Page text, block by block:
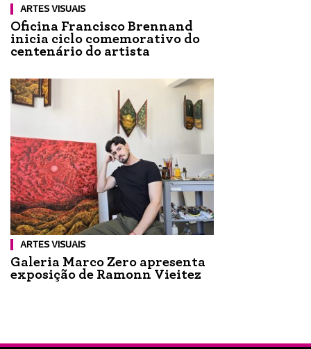
ARTES VISUAIS
Oficina Francisco Brennand
inicia ciclo comemorativo do
centenário do artista
ARTES VISUAIS
Galeria Marco Zero apresenta
exposição de Ramonn Vieitez